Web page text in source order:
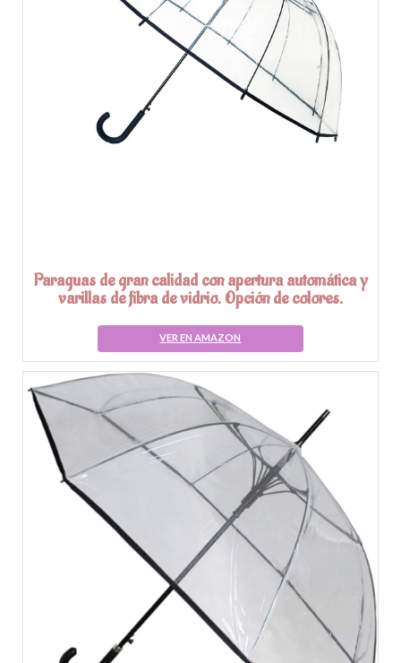
Paraguas de gran calidad con apertura automática y
varillas de fibra de vidrio. Opción de colores.
VER EN AMAZON